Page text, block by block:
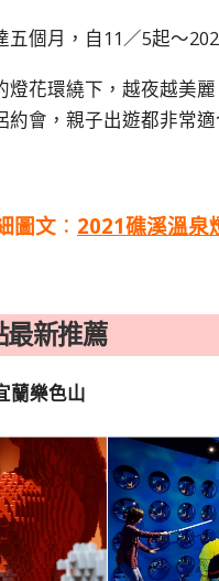
五個月，自11／5起～
燈花環繞下，越夜越美
約會，親子出遊都非常適
圖文 ： 2021礁溪溫泉
最新推薦
蘭樂色山